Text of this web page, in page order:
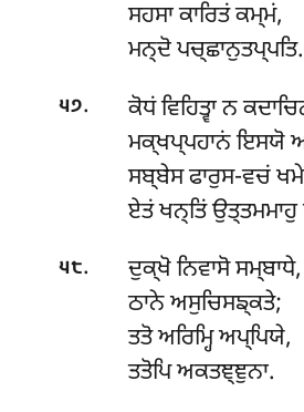
ਸਹਸਾ ਕਾਰਿਤਂ ਕਮ੍ਮਂ,
ਮਨ੍ਦੋ ਪਚ੍ਛਾਨੁਤਪ੍ਪਤਿ.
੫੭.
ਕੋਧਂ ਵਿਹਿਤ੍ਵਾ ਨ
ਮਕ੍ਖਪ੍ਪਹਾਨਂ ਇਸਯੋ
ਸਬ੍ਬੇਸਫਾਰੁਸ-ਵਚਂ
ਏਤਂ ਖਨ੍ਤਿਂ
੫੮.
ਦੁਕ੍ਖੋ ਨਿਵਾਸੋ ਸਮ੍ਬਾਧੇ,
ਠਾਨੇ ਅਸੁਚਿਸਙ੍ਕਤੇ;
ਤਤੋ ਅਰਿਮ੍ਹਿ ਅਪ੍ਪਿਯੇ,
ਤਤੋਪਿ ਅਕਤਞ੍ਞੁਨਾ.